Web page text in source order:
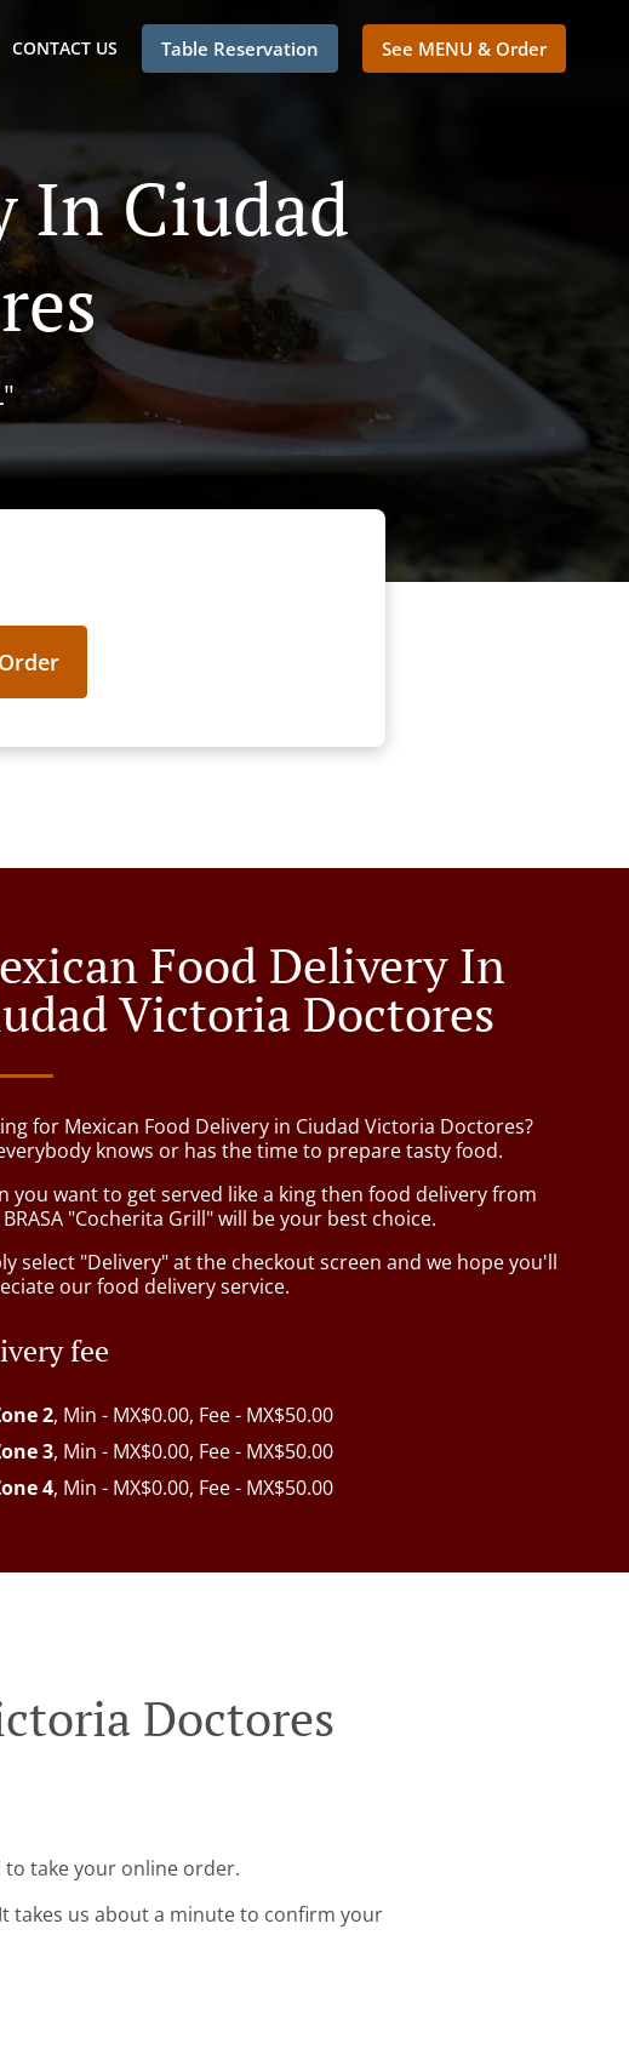
CONTACT US Table Reservation See MENU & Order
In Ciudad
Food Delivery In
Victoria Doctores
for Mexican Food Delivery in Ciudad Victoria Doctores?
knows or has the time to prepare tasty food.
you want to get served like a king then food delivery from
BRASA "Cocherita Grill" will be your best choice.
select "Delivery" at the checkout screen and we hope you'll
our food delivery service.
fee
2, Min - MX$0.00, Fee - MX$50.00
3, Min - MX$0.00, Fee - MX$50.00
4, Min - MX$0.00, Fee - MX$50.00
Doctores
to take your online order.
takes us about a minute to confirm your